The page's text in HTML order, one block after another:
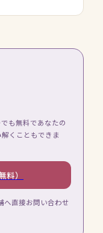
も無料であなたの
くこともできま
）
へ直接お問い合わせ